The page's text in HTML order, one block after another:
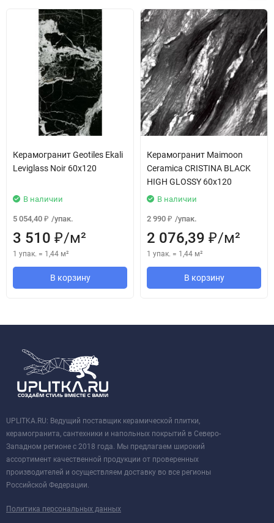
Керамогранит Geotiles Ekali
Leviglass Noir 60x120
В наличии
5 054,40 ₽ /упак.
3 510 ₽/м²
1 упак. = 1,44 м²
В корзину
Керамогранит Maimoon
Ceramica CRISTINA BLACK
HIGH GLOSSY 60x120
В наличии
2 990 ₽ /упак.
2 076,39 ₽/м²
1 упак. = 1,44 м²
В корзину
UPLITKA.RU: Ведущий поставщик керамической плитки,
керамогранита, сантехники и напольных покрытий в Северо-
Западном регионе с 2018 года. Мы предлагаем широкий
ассортимент качественной продукции от проверенных
производителей и осуществляем доставку во все регионы
Российской Федерации.
Политика персональных данных